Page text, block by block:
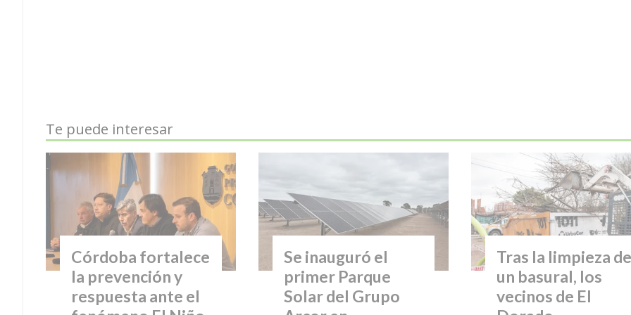
Te puede interesar
Córdoba fortalece
la prevención y
respuesta ante el
Se inauguró el
primer Parque
Solar del Grupo
Tras la limpieza de
un basural, los
vecinos de El